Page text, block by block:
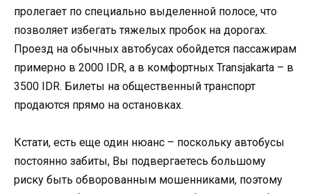
пролегает по специально выделенной полосе, что
позволяет избегать тяжелых пробок на дорогах.
Проезд на обычных автобусах обойдется пассажирам
примерно в 2000 IDR, а в комфортных Transjakarta – в
3500 IDR. Билеты на общественный транспорт
продаются прямо на остановках.
Кстати, есть еще один нюанс – поскольку автобусы
постоянно забиты, Вы подвергаетесь большому
риску быть обворованным мошенниками, поэтому